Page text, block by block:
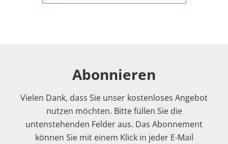
Abonnieren
Vielen Dank, dass Sie unser kostenloses Angebot
nutzen möchten. Bitte füllen Sie die
untenstehenden Felder aus. Das Abonnement
können Sie mit einem Klick in jeder E-Mail